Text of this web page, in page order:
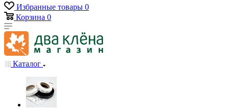
Избранные товары 0
Корзина 0
Каталог